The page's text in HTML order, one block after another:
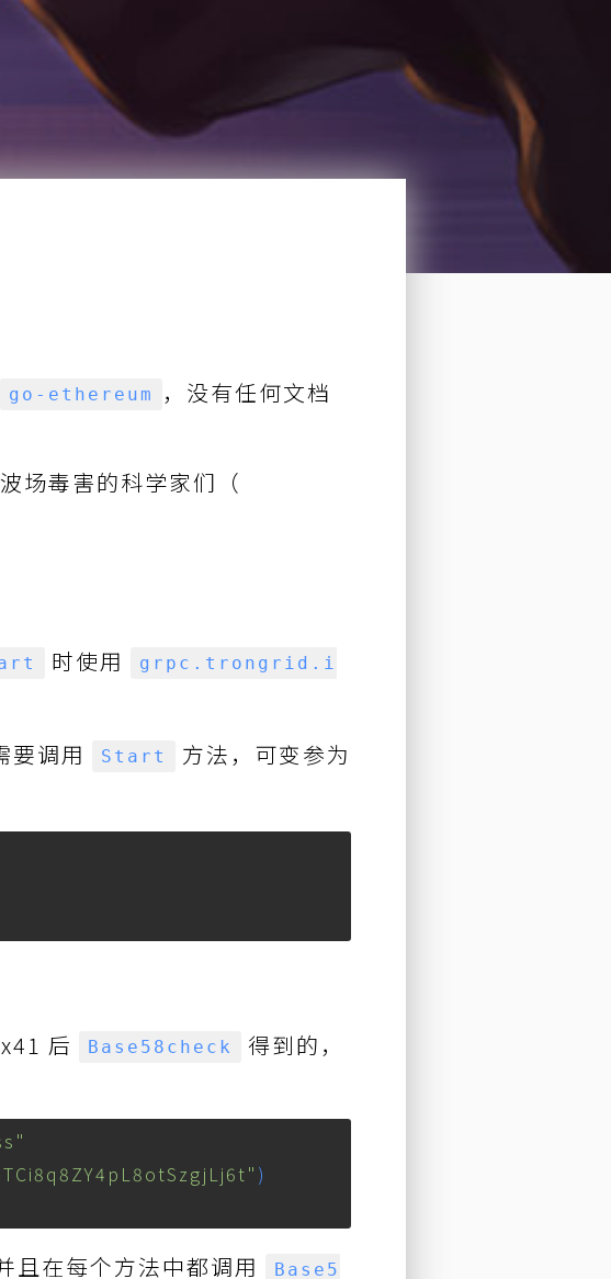
go-ethereum
，没有任何文档
场毒害的科学家们（
时使用
grpc.trongrid.i
要调用 Start 方法，可变参为
后 Base58check
得到的，
)
且在每个方法中都调用 Base5